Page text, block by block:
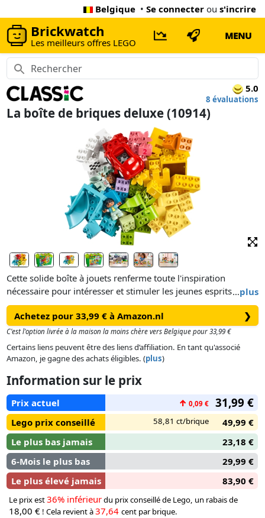
Belgique • Se connecter ou s'incrire
Brickwatch
Les meilleurs offres LEGO
MENU
5.0
8 évaluations
La boîte de briques deluxe (10914)
…plus
Cette solide boîte à jouets renferme toute l'inspiration
nécessaire pour intéresser et stimuler les jeunes esprits.
Inclut une voiture, des fenêtres, des fleurs, des ballons, des
cadeaux et un gâteau ; des briques numérotées de 1 à 5 pour
jouer avec les chiffres ; et, bien sûr, un formidable
assortiment de briques LEGO® aux couleurs fascinantes. En
partageant avec leur petit constructeur la joie de combiner
d'imagination, les parents et les éducateurs assistent à de
précieuses étapes d'éveil.
Achetez pour 33,99 € à Amazon.nl ❯
C'est l'option livrée à la maison la moins chère vers Belgique pour 33,99 €
Certains liens peuvent être des liens d’affiliation. En tant qu'associé
Amazon, je gagne des achats éligibles. (plus)
Information sur le prix
Prix actuel ↑ 0,09 € 31,99 €
Lego prix conseillé 58,81 ct/brique
49,99 €
Le plus bas jamais
23,18 €
6-Mois le plus bas
29,99 €
Le plus élevé jamais
83,90 €
Le prix est36% inférieurdu prix conseillé de Lego, un rabais de
18,00 € ! Cela revient à37,64 cent par brique.